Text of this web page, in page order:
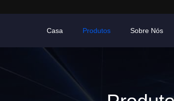
Casa Produtos Sobre Nós